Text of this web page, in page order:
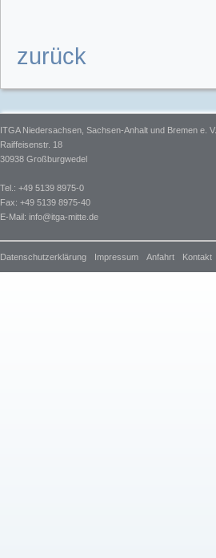
zurück
ITGA Niedersachsen, Sachsen-Anhalt und Bremen e. V.
Raiffeisenstr. 18
30938 Großburgwedel
Tel.: +49 5139 8975-0
Fax: +49 5139 8975-40
E-Mail: info@itga-mitte.de
Datenschutzerklärung Impressum Anfahrt Kontakt